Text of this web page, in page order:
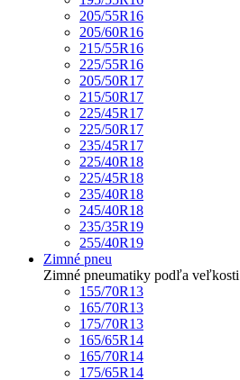
205/55R16
205/60R16
215/55R16
225/55R16
205/50R17
215/50R17
225/45R17
225/50R17
235/45R17
225/40R18
225/45R18
235/40R18
245/40R18
235/35R19
255/40R19
Zimné pneu
Zimné pneumatiky podľa veľkosti
155/70R13
165/70R13
175/70R13
165/65R14
165/70R14
175/65R14